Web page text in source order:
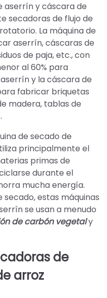
aserrín y cáscara de
secadoras de flujo de
La máquina de
aserrín, cáscaras de
de paja, etc., con
al 60% para
aserrín y la cáscara de
fabricar briquetas
madera, tablas de
de secado de
principalmente el
primas de
durante el
mucha energía.
secado, estas máquinas
se usan a menudo
de carbón vegetaly
de
arroz